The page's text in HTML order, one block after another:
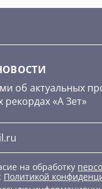
об актуальных
«А Зет»
на обработку
Политикой